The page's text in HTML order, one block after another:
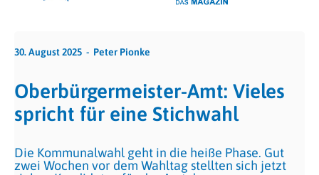
30. August 2025 Peter Pionke
Oberbürgermeister-Amt: Vieles
spricht für eine Stichwahl
Die Kommunalwahl geht in die heiße Phase. Gut
zwei Wochen vor dem Wahltag stellten sich jetzt